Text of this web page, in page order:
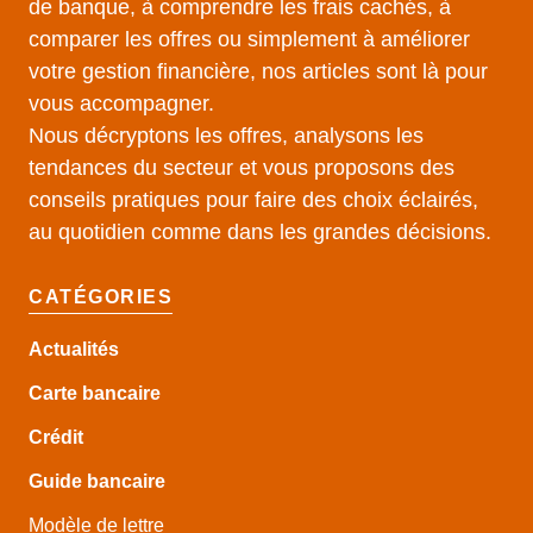
de banque, à comprendre les frais cachés, à
comparer les offres ou simplement à améliorer
votre gestion financière, nos articles sont là pour
vous accompagner.
Nous décryptons les offres, analysons les
tendances du secteur et vous proposons des
conseils pratiques pour faire des choix éclairés,
au quotidien comme dans les grandes décisions.
CATÉGORIES
Actualités
Carte bancaire
Crédit
Guide bancaire
Modèle de lettre